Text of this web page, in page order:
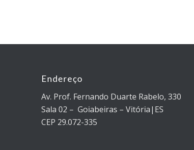
Endereço
Av. Prof. Fernando Duarte Rabelo, 330
Sala 02 – Goiabeiras – Vitória|ES
CEP 29.072-335